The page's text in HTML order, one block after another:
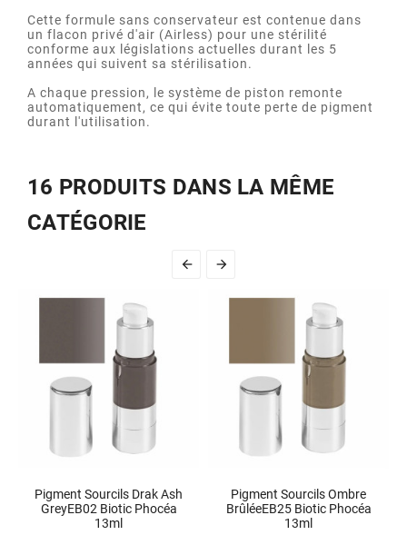
Cette formule sans conservateur est contenue dans
un flacon privé d'air (Airless) pour une stérilité
conforme aux législations actuelles durant les 5
années qui suivent sa stérilisation.
A chaque pression, le système de piston remonte
automatiquement, ce qui évite toute perte de pigment
durant l'utilisation.
16 PRODUITS DANS LA MÊME
CATÉGORIE
 
Pigment Sourcils Drak Ash
GreyEB02 Biotic Phocéa
13ml
Pigment Sourcils Ombre
BrûléeEB25 Biotic Phocéa
13ml